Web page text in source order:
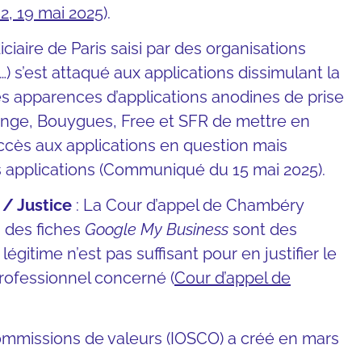
19 mai 2025).
de Paris saisi par des organisations
s’est attaqué aux applications dissimulant la
d’applications anodines de prise
Bouygues, Free et SFR de mettre en
aux applications en question mais
(Communiqué du 15 mai 2025).
/ Justice : La Cour d’appel de Chambéry
fiches Google My Business sont des
n’est pas suffisant pour en justifier le
concerné (Cour d’appel de
de valeurs (IOSCO) a créé en mars